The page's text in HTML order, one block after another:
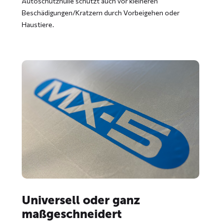
Beschädigungen/Kratzern durch Vorbeigehen oder
Haustiere.
Universell oder ganz
maßgeschneidert